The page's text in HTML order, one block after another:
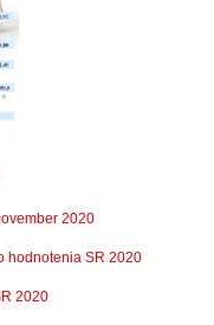
2020
hodnotenia SR 2020
2020